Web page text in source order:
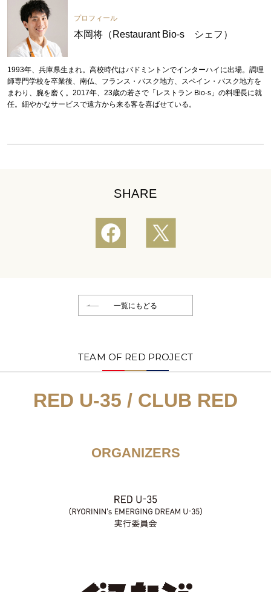
プロフィール
本岡将（Restaurant Bio-s シェフ）
1993年、兵庫県生まれ。高校時代はバドミントンでインターハイに出場。調理
師専門学校を卒業後、南仏、フランス・バスク地方、スペイン・バスク地方を
まわり、腕を磨く。2017年、23歳の若さで「レストラン Bio-s」の料理長に就
任。細やかなサービスで遠方から来る客を喜ばせている。
SHARE
一覧にもどる
TEAM OF RED PROJECT
RED U-35 / CLUB RED
ORGANIZERS